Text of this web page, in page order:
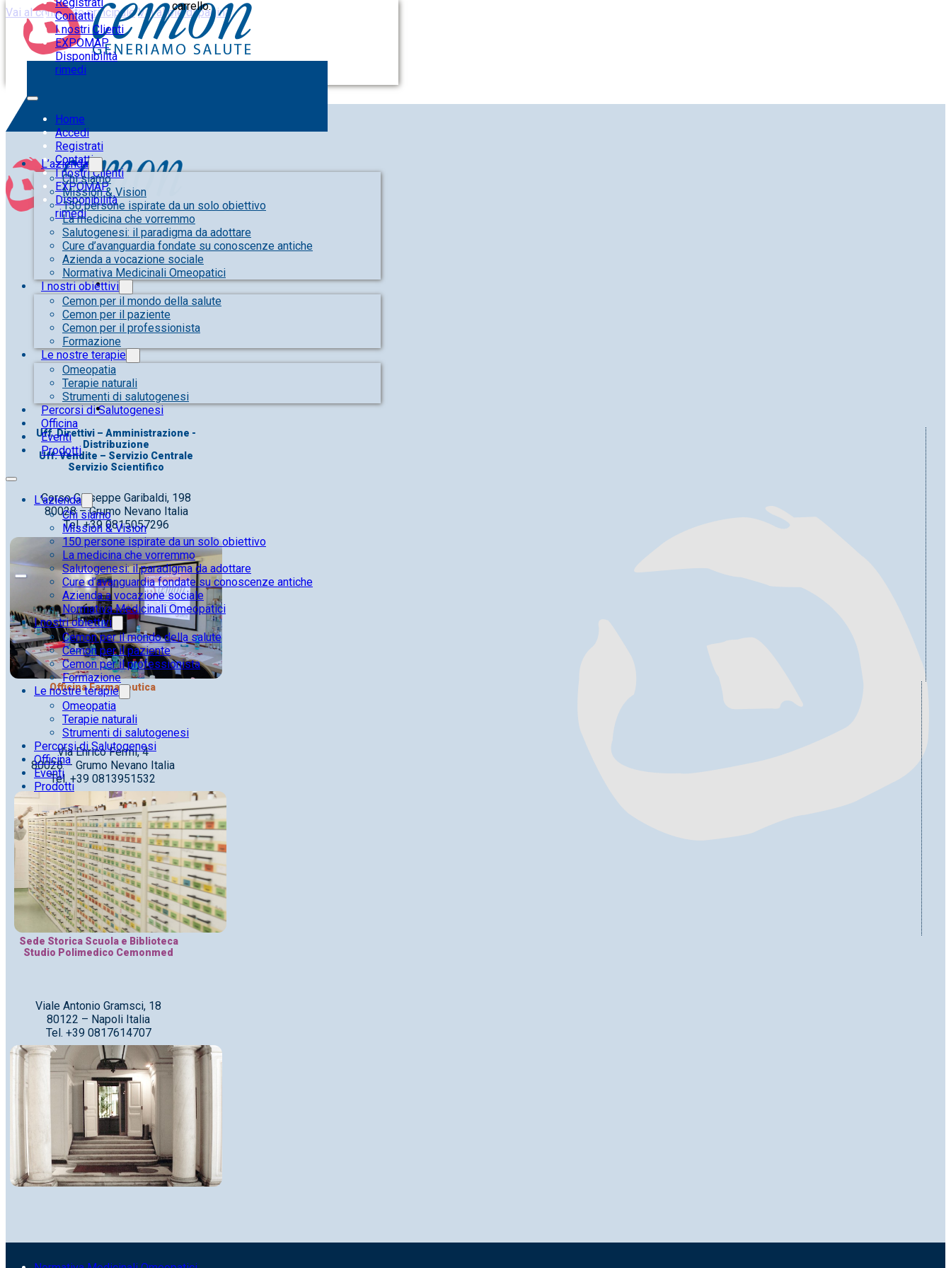
Vai al contenuto principale Vai al piè di pagina
Contatti
I nostri Clienti
EXPOMAP
Disponibilità
rimedi
Home
Accedi
Registrati
Contatti
I nostri Clienti
EXPOMAP
Disponibilità
rimedi
carrello.
L’azienda
Chi siamo
Mission & Vision
150 persone ispirate da un solo obiettivo
La medicina che vorremmo
Salutogenesi: il paradigma da adottare
Cure d’avanguardia fondate su conoscenze antiche
Azienda a vocazione sociale
Normativa Medicinali Omeopatici
I nostri obiettivi
Cemon per il mondo della salute
Cemon per il paziente
Cemon per il professionista
Formazione
Le nostre terapie
Omeopatia
Terapie naturali
Strumenti di salutogenesi
Percorsi di Salutogenesi
Officina
Eventi
Prodotti
L’azienda
Chi siamo
Mission & Vision
150 persone ispirate da un solo obiettivo
La medicina che vorremmo
Salutogenesi: il paradigma da adottare
Cure d’avanguardia fondate su conoscenze antiche
Azienda a vocazione sociale
Normativa Medicinali Omeopatici
I nostri obiettivi
Cemon per il mondo della salute
Cemon per il paziente
Cemon per il professionista
Formazione
Le nostre terapie
Omeopatia
Terapie naturali
Strumenti di salutogenesi
Percorsi di Salutogenesi
Officina
Eventi
Prodotti
Uff. Direttivi – Amministrazione -
Distribuzione
Uff. Vendite – Servizio Centrale
Servizio Scientifico
Corso Giuseppe Garibaldi, 198
80028 – Grumo Nevano Italia
Tel. +39 0815057296
Officina Farmaceutica
Via Enrico Fermi, 4
80028 – Grumo Nevano Italia
Tel. +39 0813951532
Sede Storica Scuola e Biblioteca
Studio Polimedico Cemonmed
Viale Antonio Gramsci, 18
80122 – Napoli Italia
Tel. +39 0817614707